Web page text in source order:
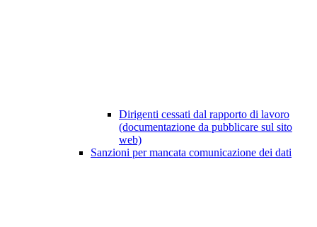
Dirigenti cessati dal rapporto di lavoro
(documentazione da pubblicare sul sito
web)
Sanzioni per mancata comunicazione dei dati